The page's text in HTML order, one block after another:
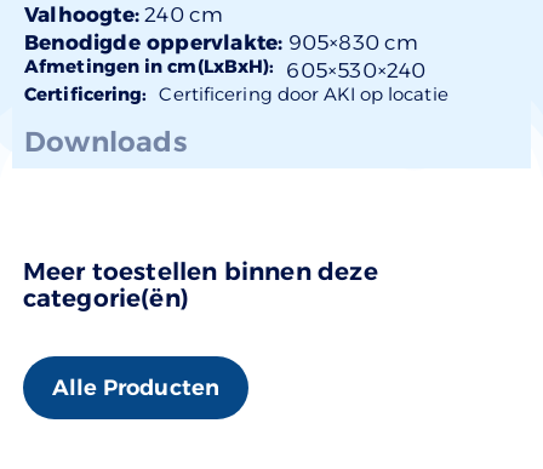
Valhoogte: 240 cm
Benodigde oppervlakte: 905×830 cm
Afmetingen in cm(LxBxH): 605×530×240
Certificering: Certificering door AKI op locatie
Downloads
Meer toestellen binnen deze
categorie(ën)
Alle Producten